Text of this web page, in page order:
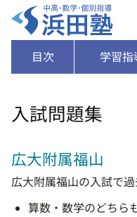
目次 学習指
入試問題集
広大附属福山
広大附属福山の入試で過
算数・数学のどちら